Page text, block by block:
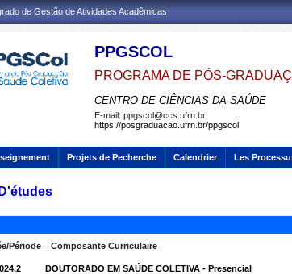
de Gestão de Atividades Acadêmicas
PPGSCOL
PROGRAMA DE PÓS-
CENTRO DE CIÊNCIAS DA SAÚDE
E-mail: ppgscol@ccs.ufrn.br
https://posgraduacao.ufrn.br/ppgscol
Projets de Pecherche Calendrier Les
Période Composante Curriculaire
DOUTORADO EM SAÚDE COLETIVA - Presencial